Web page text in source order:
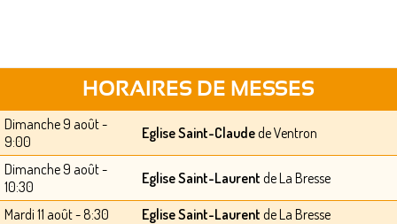
HORAIRES DE MESSES
Dimanche 9 août -
9:00
Eglise Saint-Claudede Ventron
Dimanche 9 août -
10:30
Eglise Saint-Laurent de La Bresse
Mardi 11 août - 8:30 Eglise Saint-Laurent de La Bresse